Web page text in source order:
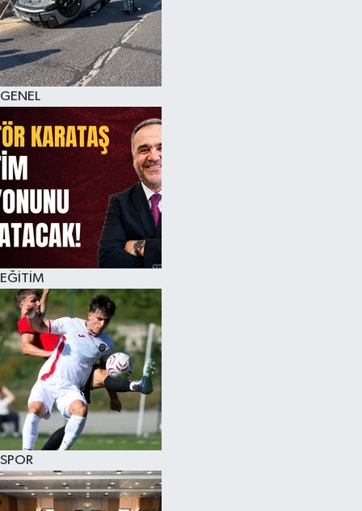
GENEL
EĞİTİM
SPOR
KÜLTÜR SANAT
MAGAZİN
SAĞLIK
SİYASET
SPOR
TEKNOLOJİ
VİZYONDAKİLER
YAŞAM